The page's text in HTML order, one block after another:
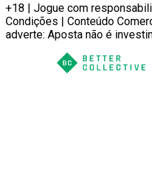
+18 | Jogue com
Condições | Conteúdo
adverte: Aposta não é